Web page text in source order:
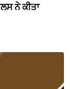
ਨੇ ਕੀਤਾ